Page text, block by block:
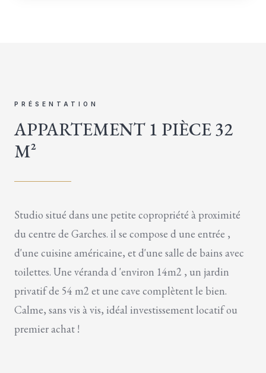
PRÉSENTATION
APPARTEMENT 1 PIÈCE 32
M²
Studio situé dans une petite copropriété à proximité
du centre de Garches. il se compose d une entrée ,
d'une cuisine américaine, et d'une salle de bains avec
toilettes. Une véranda d 'environ 14m2 , un jardin
privatif de 54 m2 et une cave complètent le bien.
Calme, sans vis à vis, idéal investissement locatif ou
premier achat !